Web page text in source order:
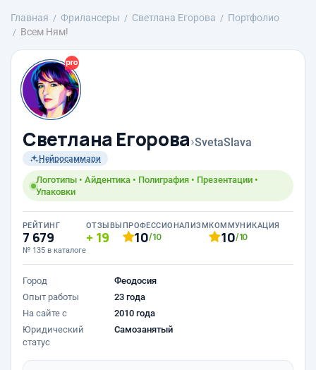
Главная Фрилансеры Светлана Егорова
Портфолио
Всем Ням!
Светлана Егорова›SvetaSlava
Нейросаммари
Логотипы • Айдентика • Полиграфия • Презентации •
Упаковки
РЕЙТИНГ
7 679
№ 135 в каталоге
ОТЗЫВЫ
19
ПРОФЕССИОНАЛИЗМ
10/10
КОММУНИКАЦИЯ
10/10
Город
Феодосия
Опыт работы
23 года
На сайте с
2010 года
Юридический
статус
Самозанятый